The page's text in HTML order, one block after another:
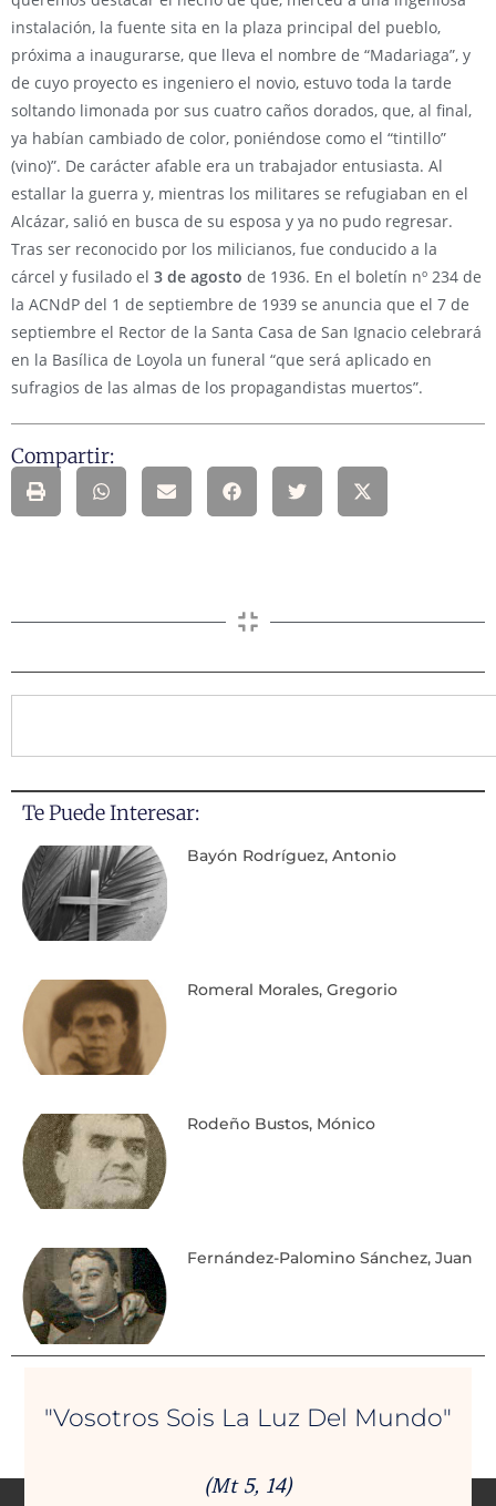
instalación, la fuente sita en la plaza principal del pueblo,
próxima a inaugurarse, que lleva el nombre de “Madariaga”, y
de cuyo proyecto es ingeniero el novio, estuvo toda la tarde
soltando limonada por sus cuatro caños dorados, que, al final,
ya habían cambiado de color, poniéndose como el “tintillo”
(vino)”. De carácter afable era un trabajador entusiasta. Al
estallar la guerra y, mientras los militares se refugiaban en el
Alcázar, salió en busca de su esposa y ya no pudo regresar.
Tras ser reconocido por los milicianos, fue conducido a la
cárcel y fusilado el 3 de agosto de 1936. En el boletín nº 234 de
la ACNdP del 1 de septiembre de 1939 se anuncia que el 7 de
septiembre el Rector de la Santa Casa de San Ignacio celebrará
en la Basílica de Loyola un funeral “que será aplicado en
sufragios de las almas de los propagandistas muertos”.
Compartir:
Te Puede Interesar:
Bayón Rodríguez, Antonio
Romeral Morales, Gregorio
Rodeño Bustos, Mónico
Fernández-Palomino Sánchez, Juan
"Vosotros Sois La Luz Del Mundo"
(Mt 5, 14)